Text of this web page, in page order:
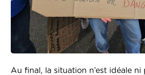
Au final, la situation n’est idéale ni